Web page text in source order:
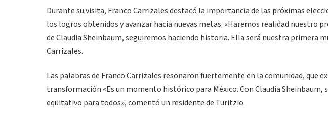
Durante su visita, Franco Carrizales destacó la importancia de las próximas
los logros obtenidos y avanzar hacia nuevas metas. «Haremos realidad nuestro
de Claudia Sheinbaum, seguiremos haciendo historia. Ella será nuestra primera
Carrizales.
Las palabras de Franco Carrizales resonaron fuertemente en la comunidad, que
transformación «Es un momento histórico para México. Con Claudia
equitativo para todos», comentó un residente de Turitzio.